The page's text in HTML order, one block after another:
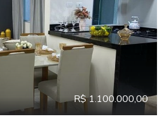
R$ 1.100.000,00